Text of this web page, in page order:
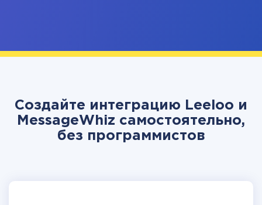
Создайте интеграцию Leeloo и
MessageWhiz самостоятельно,
без программистов